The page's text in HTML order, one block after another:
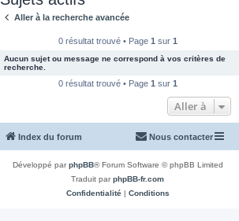
h
Aller à la recherche avancée
0 résultat trouvé • Page 1 sur 1
Aucun sujet ou message ne correspond à vos critères de
recherche.
0 résultat trouvé • Page 1 sur 1
Aller à
Index du forum Nous contacter
Développé parphpBB® Forum Software © phpBB Limited
Traduit parphpBB-fr.com
Confidentialité| Conditions